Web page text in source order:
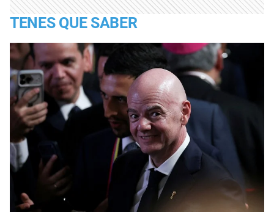
TENES QUE SABER